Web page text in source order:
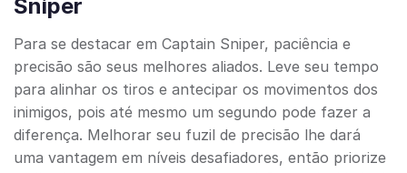
Sniper
Para se destacar em Captain Sniper, paciência e
precisão são seus melhores aliados. Leve seu tempo
para alinhar os tiros e antecipar os movimentos dos
inimigos, pois até mesmo um segundo pode fazer a
diferença. Melhorar seu fuzil de precisão lhe dará
uma vantagem em níveis desafiadores, então priorize